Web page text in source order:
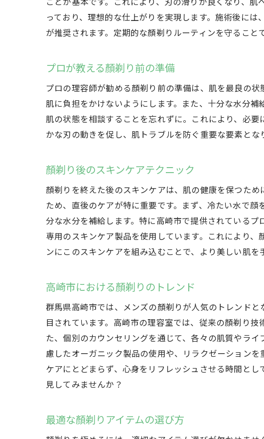
っており、理想的な仕上がりを実現します。施術後に
が推奨されます。定期的な顏剃りルーティンを守ること
プロが教える顏剃り前の準備
プロの理容師が勧める顏剃り前の準備は、肌を最良の
肌に負担をかけないようにします。また、十分な水分
肌の状態を相談することを忘れずに。これにより、必
かな刃の動きを促し、肌トラブルを防ぐ重要な要素とな
顏剃り後のスキンケアテクニック
顏剃りを終えた後のスキンケアは、肌の健康を保つた
ため、直後のケアが特に重要です。まず、冷たい水で
分な水分を補給します。特に高崎市で提供されている
専用のスキンケア製品を使用しています。これにより
ンにこのスキンケアを組み込むことで、より美しい肌を
高崎市における顏剃りのトレンド
群馬県高崎市では、メンズの顏剃りが人気のトレンド
目されています。高崎市の理容室では、従来の顏剃り
た、個別のカウンセリングを通じて、各々の肌質やラ
慮したオーガニック製品の使用や、リラクゼーション
ケアにとどまらず、心身をリフレッシュさせる時間と
見してみませんか？
最適な顏剃りアイテムの選び方